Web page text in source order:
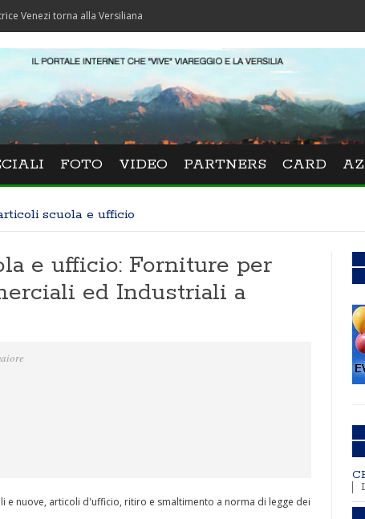
torna alla Versiliana
FOTO VIDEO PARTNERS CARD
scuola e ufficio
e ufficio: Forniture per
ed Industriali a
e nuove, articoli d'ufficio, ritiro e smaltimento a norma di legge dei